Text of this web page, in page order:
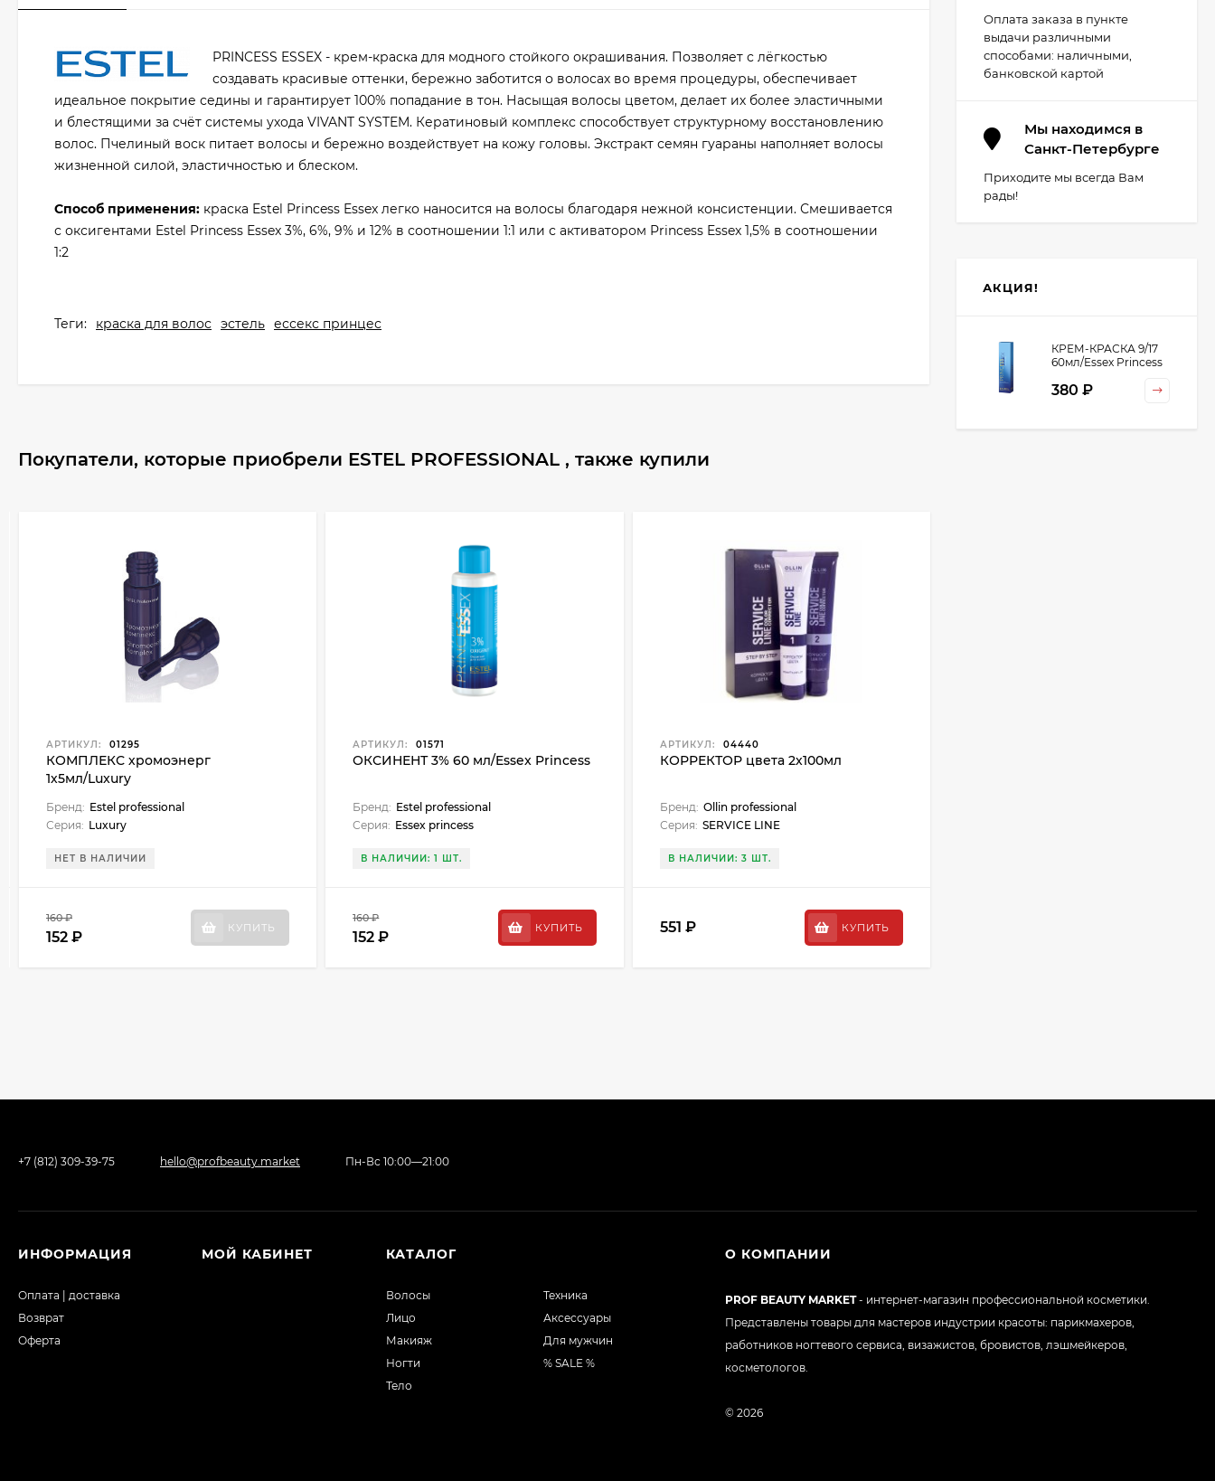
PRINCESS ESSEX - крем-краска для модного стойкого окрашивания. Позволяет с лёгкостью
создавать красивые оттенки, бережно заботится о волосах во время процедуры, обеспечивает
идеальное покрытие седины и гарантирует 100% попадание в тон. Насыщая волосы цветом, делает их более эластичными
и блестящими за счёт системы ухода VIVANT SYSTEM. Кератиновый комплекс способствует структурному восстановлению
волос. Пчелиный воск питает волосы и бережно воздействует на кожу головы. Экстракт семян гуараны наполняет волосы
жизненной силой, эластичностью и блеском.
Способ применения: краска Estel Princess Essex легко наносится на волосы благодаря нежной консистенции. Смешивается
с оксигентами Estel Princess Essex 3%, 6%, 9% и 12% в соотношении 1:1 или с активатором Princess Essex 1,5% в соотношении
1:2
Теги: краска для волос эстель ессекс принцес
Покупатели, которые приобрели ESTEL PROFESSIONAL , также купили
АРТИКУЛ: 01295
КОМПЛЕКС хромоэнерг
1х5мл/Luxury
Бренд: Estel professional
Серия: Luxury
НЕТ В НАЛИЧИИ
160 ₽
152 ₽
КУПИТЬ
АРТИКУЛ: 01571
ОКСИНЕНТ 3% 60 мл/Essex Princess
Бренд: Estel professional
Серия: Essex princess
В НАЛИЧИИ: 1 ШТ.
160 ₽
152 ₽
КУПИТЬ
АРТИКУЛ: 04440
КОРРЕКТОР цвета 2х100мл
Бренд: Ollin professional
Серия: SERVICE LINE
В НАЛИЧИИ: 3 ШТ.
551 ₽ КУПИТЬ
Оплата заказа в пункте
выдачи различными
способами: наличными,
банковской картой
Мы находимся в
Санкт-Петербурге
Приходите мы всегда Вам
рады!
АКЦИЯ!
КРЕМ-КРАСКА 9/17
60мл/Essex Princess
380 ₽
+7 (812) 309-39-75 hello@profbeauty.market Пн-Вс 10:00—21:00
ИНФОРМАЦИЯ
Оплата | доставка
Возврат
Оферта
МОЙ КАБИНЕТ КАТАЛОГ
Волосы
Лицо
Макияж
Ногти
Тело
Техника
Аксессуары
Для мужчин
% SALE %
О КОМПАНИИ
PROF BEAUTY MARKET- интернет-магазин профессиональной косметики.
Представлены товары для мастеров индустрии красоты: парикмахеров,
работников ногтевого сервиса, визажистов, бровистов, лэшмейкеров,
косметологов.
© 2026